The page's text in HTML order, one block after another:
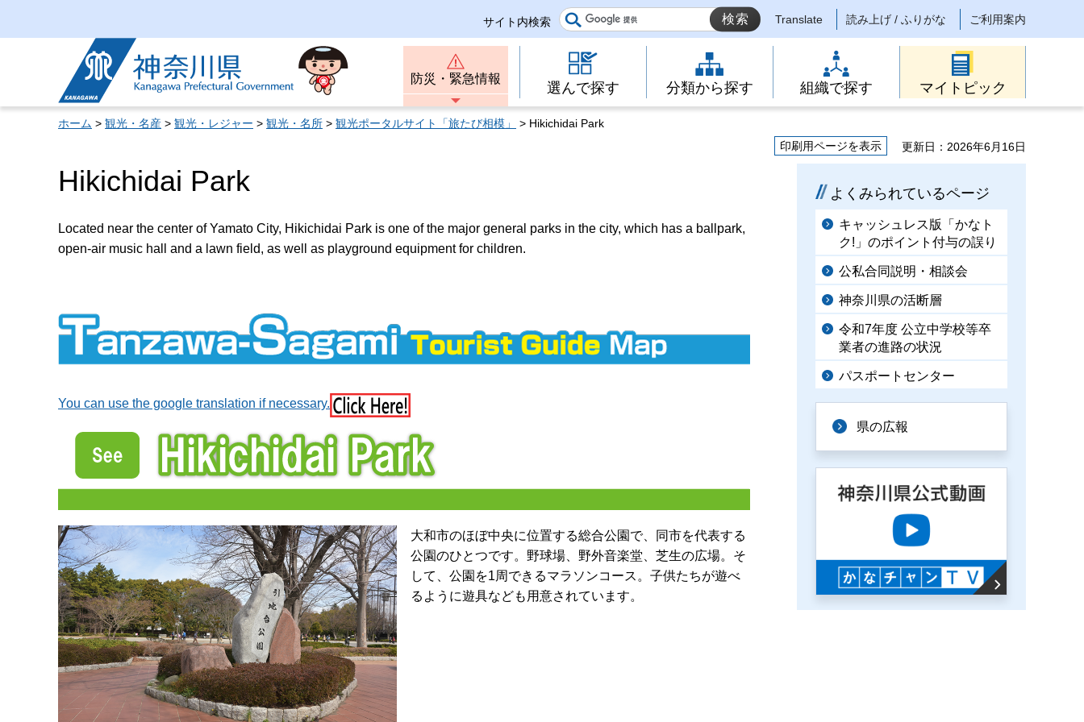
サイト内検索 Translate 読み上げ / ふりがな ご利用案内
神奈川県
防災・緊急情報
選んで探す 分類から探す 組織で探す マイトピック
ホーム > 観光・名産 > 観光・レジャー > 観光・名所 > 観光ポータルサイト「旅たび相模」
> Hikichidai Park
印刷用ページを表示
更新日：2026年6月16日
Hikichidai Park
Located near the center of Yamato City, Hikichidai Park is one of the major general parks in the city, which has a ballpark,
open-air music hall and a lawn field, as well as playground equipment for children.
You can use the google translation if necessary.
大和市のほぼ中央に位置する総合公園で、同市を代表する
公園のひとつです。野球場、野外音楽堂、芝生の広場。そ
して、公園を1周できるマラソンコース。子供たちが遊べ
るように遊具なども用意されています。
よくみられているページ
キャッシュレス版「かなト
ク!」のポイント付与の誤り
公私合同説明・相談会
神奈川県の活断層
令和7年度 公立中学校等卒
業者の進路の状況
パスポートセンター
県の広報